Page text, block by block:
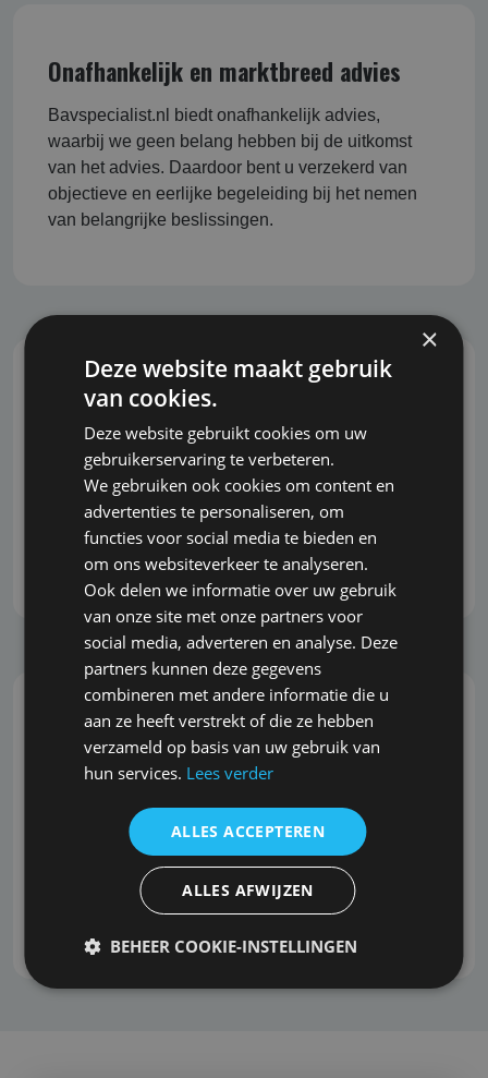
Onafhankelijk en marktbreed advies
Bavspecialist.nl biedt onafhankelijk advies,
waarbij we geen belang hebben bij de uitkomst
van het advies. Daardoor bent u verzekerd van
objectieve en eerlijke begeleiding bij het nemen
van belangrijke beslissingen.
Snel, correct en grondig
U wilt snel kunnen inspelen op veranderingen en
ontwikkelingen in de markt. Wij begrijpen dit en
staan bekend om onze snelle reactie, zonder dat
dit ten koste gaat van de grondigheid en kwaliteit
Professionele schadeafhandeling
Het afhandelen van aansprakelijkheidsclaims kan
een tijdrovend en complex proces zijn, waarbij
veel kennis en ervaring vereist is. Met onze
jarenlange ervaring kunt u erop vertrouwen dat de
afhandeling van uw aansprakelijkheidsclaim bij
ons in goede handen is.
×
Deze website maakt gebruik
van cookies.
Deze website gebruikt cookies om uw
gebruikerservaring te verbeteren.
We gebruiken ook cookies om content en
advertenties te personaliseren, om
functies voor social media te bieden en
om ons websiteverkeer te analyseren.
Ook delen we informatie over uw gebruik
van onze site met onze partners voor
social media, adverteren en analyse. Deze
partners kunnen deze gegevens
combineren met andere informatie die u
aan ze heeft verstrekt of die ze hebben
verzameld op basis van uw gebruik van
hun services. Lees verder
ALLES ACCEPTEREN
ALLES AFWIJZEN
BEHEER COOKIE-INSTELLINGEN